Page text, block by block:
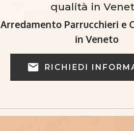
qualità in
Arredamento Parrucchieri e
in Veneto
RICHIEDI